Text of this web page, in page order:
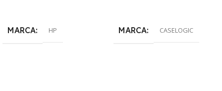
MARCA HP MARCA CASELOGIC